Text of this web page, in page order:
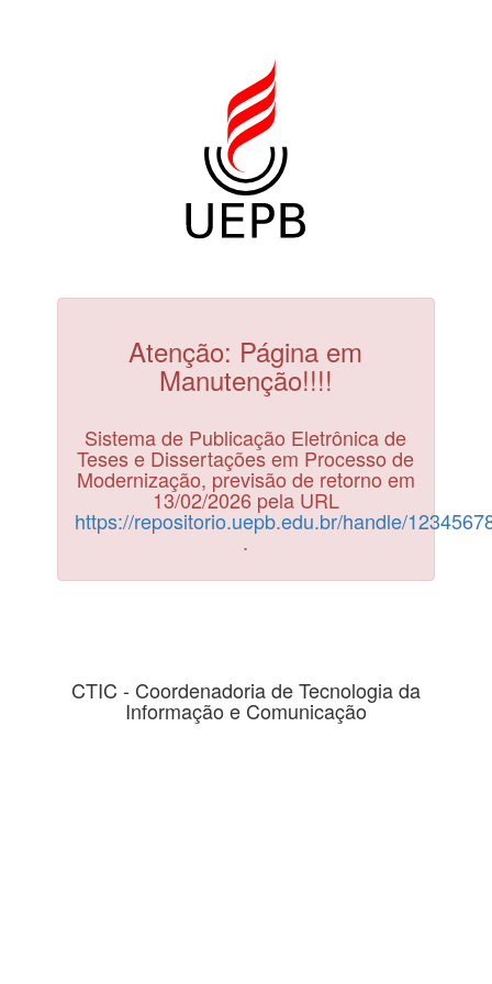
Atenção: Página em
Manutenção!!!!
Sistema de Publicação Eletrônica de
Teses e Dissertações em Processo de
Modernização, previsão de retorno em
13/02/2026 pela URL
https://repositorio.uepb.edu.br/handle/
.
CTIC - Coordenadoria de Tecnologia da
Informação e Comunicação